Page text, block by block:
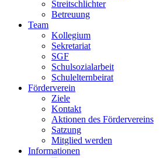
Streitschlichter
Betreuung
Team
Kollegium
Sekretariat
SGF
Schulsozialarbeit
Schulelternbeirat
Förderverein
Ziele
Kontakt
Aktionen des Fördervereins
Satzung
Mitglied werden
Informationen